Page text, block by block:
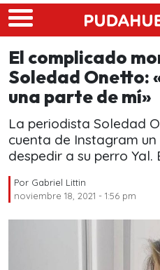
Skip to main content
El complicado
Soledad Onetto:
una parte de mí»
La periodista Soledad
cuenta de Instagram
despedir a su perro
Por Gabriel Littin
noviembre 18, 2021 - 1:56 pm